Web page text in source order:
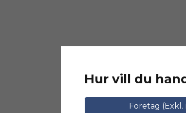
Hur vill du
Företag (Exkl.